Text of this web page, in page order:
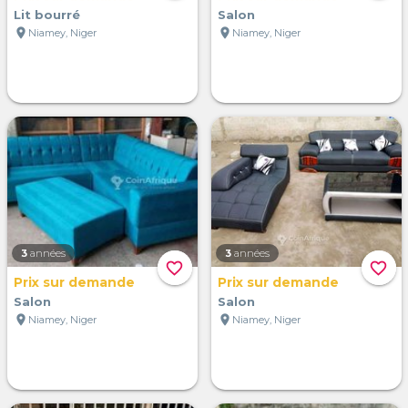
Lit bourré
location_on Niamey, Niger
Salon
location_on Niamey, Niger
favorite_border
3 années
Prix sur demande
Salon
location_on Niamey, Niger
favorite_border
3 années
Prix sur demande
Salon
location_on Niamey, Niger